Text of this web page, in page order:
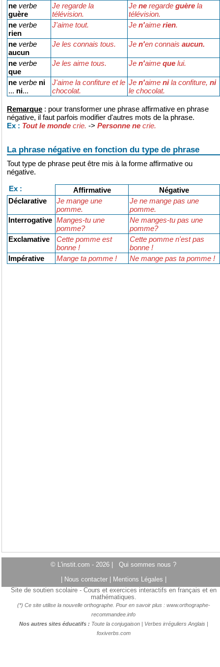
ne verbe
guère
Je regarde la
télévision.
Je ne regarde guère la
télévision.
ne verbe
rien
J'aime tout. Je n'aime rien.
ne verbe
aucun
Je les connais tous. Je n'en connais aucun.
ne verbe
que
Je les aime tous. Je n'aime que lui.
ne verbe ni
... ni...
J'aime la confiture et le
chocolat.
Je n'aime nila confiture, ni
le chocolat.
Remarque : pour transformer une phrase affirmative en phrase
négative, il faut parfois modifier d'autres mots de la phrase.
Ex : Tout le monde crie. -> Personne ne crie.
La phrase négative en fonction du type de phrase
Tout type de phrase peut être mis à la forme affirmative ou
négative.
Ex : Affirmative
Négative
Déclarative
Je mange une
pomme.
Je ne mange pas une
pomme.
Interrogative Manges-tu une
pomme?
Ne manges-tu pas une
pomme?
Exclamative
Cette pomme est
bonne !
Cette pomme n'est pas
bonne !
Impérative
Mange ta pomme ! Ne mange pas ta pomme !
© L'instit.com - 2026 | Qui sommes nous ?
Nous contacter Mentions Légales
Site de soutien scolaire - Cours et exercices interactifs en français et en
mathématiques.
(*) Ce site utilise la nouvelle orthographe. Pour en savoir plus : www.orthographe-
recommandee.info
Nos autres sites éducatifs : Toute la conjugaison| Verbes irréguliers Anglais |
foxiverbs.com